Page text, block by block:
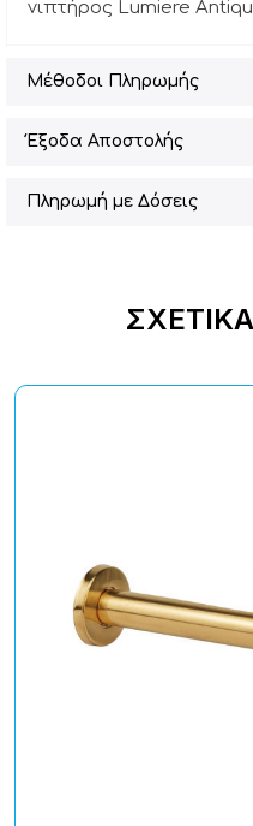
νιπτήρος Lumiere
Μέθοδοι Πληρωμής
Έξοδα Αποστολής
Πληρωμή με Δόσεις